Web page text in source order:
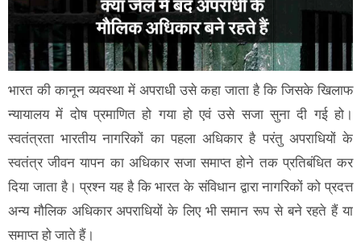
भारत की कानून व्यवस्था में अपराधी उसे कहा जाता है कि जिसके खिलाफ
न्यायालय में दोष प्रमाणित हो गया हो एवं उसे सजा सुना दी गई हो।
स्वतंत्रता भारतीय नागरिकों का पहला अधिकार है परंतु अपराधियों के
स्वतंत्र जीवन यापन का अधिकार सजा समाप्त होने तक प्रतिबंधित कर
दिया जाता है। प्रश्न यह है कि भारत के संविधान द्वारा नागरिकों को प्रदत्त
अन्य मौलिक अधिकार अपराधियों के लिए भी समान रूप से बने रहते हैं या
समाप्त हो जाते हैं।